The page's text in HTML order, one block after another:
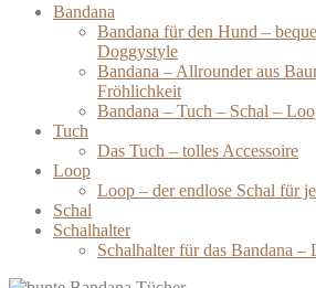
Bandana
Bandana für den Hund –
Doggystyle
Bandana – Allrounder aus
Fröhlichkeit
Bandana – Tuch – Schal –
Tuch
Das Tuch – tolles Accessoire
Loop
Loop – der endlose Schal für
Schal
Schalhalter
Schalhalter für das Bandana